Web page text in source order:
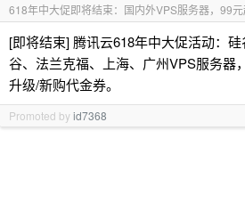
618年中大促即将结束：国内外VPS服务器，99
[即将结束] 腾讯云618年中大促活动：
谷、法兰克福、上海、广州VPS服务器
升级/新购代金券。
Promoted byid7368